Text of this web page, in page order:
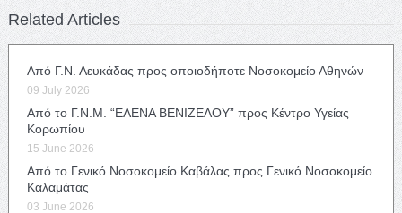
Related Articles
Από Γ.Ν. Λευκάδας προς οποιοδήποτε Νοσοκομείο Αθηνών
09 July 2026
Από το Γ.Ν.Μ. “ΕΛΕΝΑ ΒΕΝΙΖΕΛΟΥ” προς Κέντρο Υγείας
Κορωπίου
15 June 2026
Από το Γενικό Νοσοκομείο Καβάλας προς Γενικό Νοσοκομείο
Καλαμάτας
03 June 2026